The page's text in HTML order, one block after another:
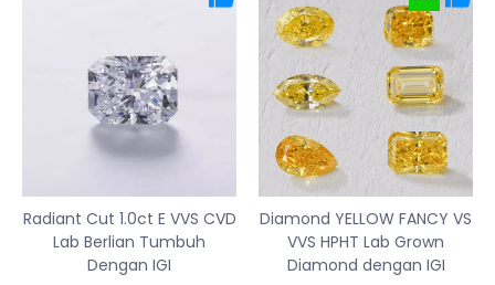
Radiant Cut 1.0ct E VVS CVD
Lab Berlian Tumbuh
Dengan IGI
Diamond YELLOW FANCY VS
VVS HPHT Lab Grown
Diamond dengan IGI